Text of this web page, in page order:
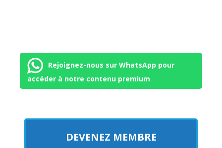
Rejoignez-nous sur WhatsApp pour
accéder à notre contenu premium
DEVENEZ MEMBRE